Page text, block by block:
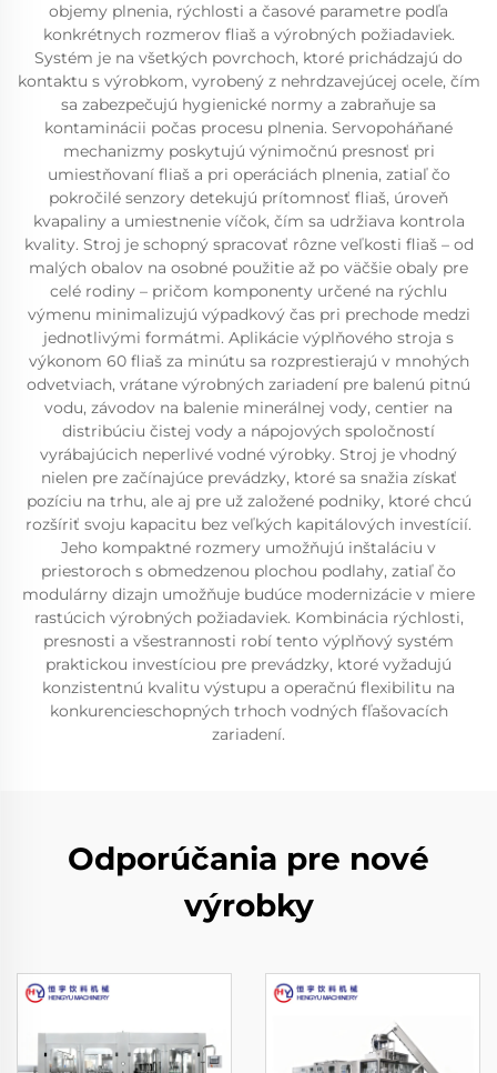
objemy plnenia, rýchlosti a časové parametre podľa
konkrétnych rozmerov fliaš a výrobných požiadaviek.
Systém je na všetkých povrchoch, ktoré prichádzajú do
kontaktu s výrobkom, vyrobený z nehrdzavejúcej ocele, čím
sa zabezpečujú hygienické normy a zabraňuje sa
kontaminácii počas procesu plnenia. Servopoháňané
mechanizmy poskytujú výnimočnú presnosť pri
umiestňovaní fliaš a pri operáciách plnenia, zatiaľ čo
pokročilé senzory detekujú prítomnosť fliaš, úroveň
kvapaliny a umiestnenie víčok, čím sa udržiava kontrola
kvality. Stroj je schopný spracovať rôzne veľkosti fliaš – od
malých obalov na osobné použitie až po väčšie obaly pre
celé rodiny – pričom komponenty určené na rýchlu
výmenu minimalizujú výpadkový čas pri prechode medzi
jednotlivými formátmi. Aplikácie výplňového stroja s
výkonom 60 fliaš za minútu sa rozprestierajú v mnohých
odvetviach, vrátane výrobných zariadení pre balenú pitnú
vodu, závodov na balenie minerálnej vody, centier na
distribúciu čistej vody a nápojových spoločností
vyrábajúcich neperlivé vodné výrobky. Stroj je vhodný
nielen pre začínajúce prevádzky, ktoré sa snažia získať
pozíciu na trhu, ale aj pre už založené podniky, ktoré chcú
rozšíriť svoju kapacitu bez veľkých kapitálových investícií.
Jeho kompaktné rozmery umožňujú inštaláciu v
priestoroch s obmedzenou plochou podlahy, zatiaľ čo
modulárny dizajn umožňuje budúce modernizácie v miere
rastúcich výrobných požiadaviek. Kombinácia rýchlosti,
presnosti a všestrannosti robí tento výplňový systém
praktickou investíciou pre prevádzky, ktoré vyžadujú
konzistentnú kvalitu výstupu a operačnú flexibilitu na
konkurencieschopných trhoch vodných fľašovacích
zariadení.
Odporúčania pre nové
výrobky